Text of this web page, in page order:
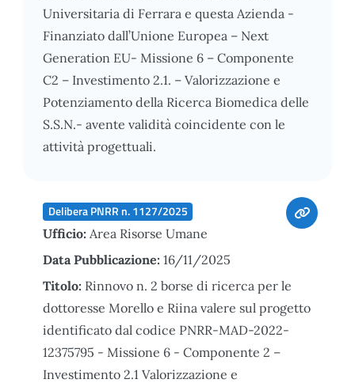
Universitaria di Ferrara e questa Azienda -
Finanziato dall’Unione Europea – Next
Generation EU- Missione 6 – Componente
C2 – Investimento 2.1. – Valorizzazione e
Potenziamento della Ricerca Biomedica delle
S.S.N.- avente validità coincidente con le
attività progettuali.
Delibera PNRR n. 1127/2025
Ufficio: Area Risorse Umane
Data Pubblicazione: 16/11/2025
Titolo: Rinnovo n. 2 borse di ricerca per le
dottoresse Morello e Riina valere sul progetto
identificato dal codice PNRR-MAD-2022-
12375795 - Missione 6 - Componente 2 –
Investimento 2.1 Valorizzazione e